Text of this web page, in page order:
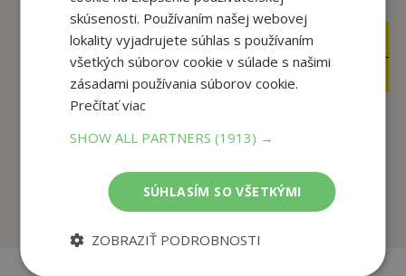
16,95€
16 ,10
Discoveries
U dodávateľa
14
Hidden Figures
U dodávateľa
skúsenosti. Používaním našej webovej
lokality vyjadrujete súhlas s používaním
všetkých súborov cookie v súlade s našimi
zásadami používania súborov cookie.
Prečítať viac
SHOW ALL PARTNERS(1913) →
SÚHLASÍM SO VŠETKÝMI
ZOBRAZIŤ PODROBNOSTI